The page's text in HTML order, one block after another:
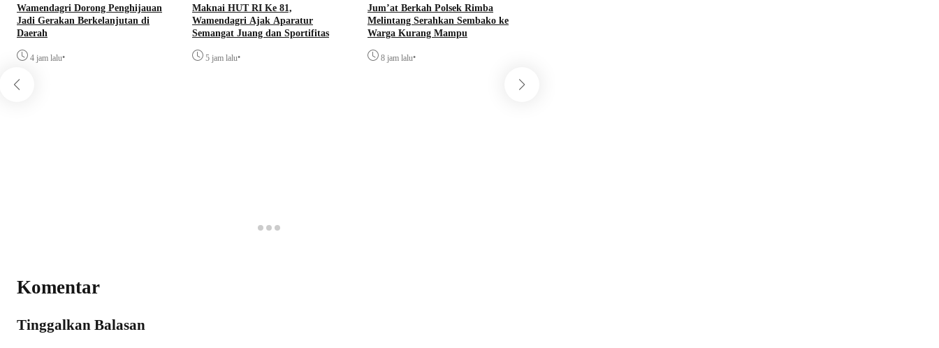
Wamendagri Dorong Penghijauan
Jadi Gerakan Berkelanjutan di
Daerah
4 jam lalu•
Maknai HUT RI Ke 81,
Wamendagri Ajak Aparatur
Semangat Juang dan Sportifitas
5 jam lalu•
Jum’at Berkah Polsek Rimba
Melintang Serahkan Sembako ke
Warga Kurang Mampu
8 jam lalu•
Komentar
Tinggalkan Balasan